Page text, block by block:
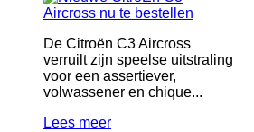
De Citroën C3 Aircross
verruilt zijn speelse uitstraling
voor een assertiever,
volwassener en chique...
Lees meer